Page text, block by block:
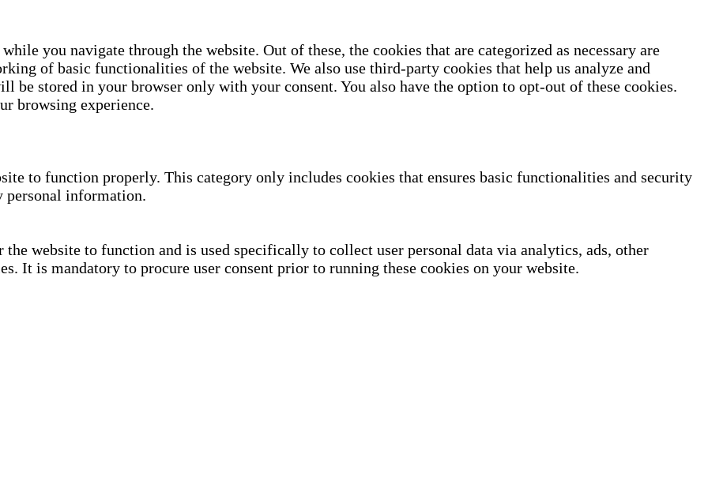
you navigate through the website. Out of these, the cookies that are categorized as necessary are
of basic functionalities of the website. We also use third-party cookies that help us analyze and
be stored in your browser only with your consent. You also have the option to opt-out of these cookies.
browsing experience.
to function properly. This category only includes cookies that ensures basic functionalities and security
personal information.
website to function and is used specifically to collect user personal data via analytics, ads, other
It is mandatory to procure user consent prior to running these cookies on your website.